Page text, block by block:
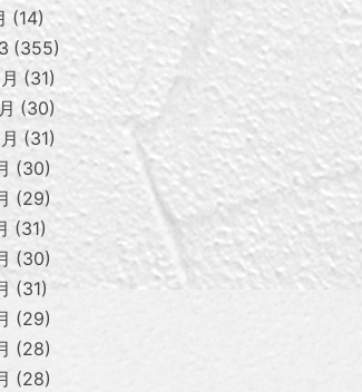
14
355
31
30
31
30
29
31
30
31
29
28
28